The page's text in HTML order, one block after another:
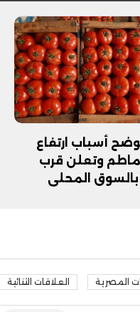
أسباب ارتفاع
وتعلن قرب
بالسوق المحلي
المصرية العلاقات الثنائية